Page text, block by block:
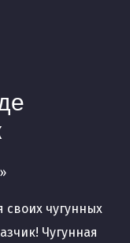
чугунных
Чугунная